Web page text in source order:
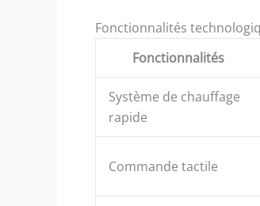
Fonctionnalités
Fonctionnalités
Système de chauffage
rapide
Commande tactile